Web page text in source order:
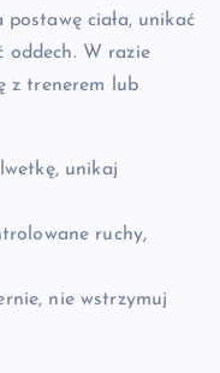
ciała, unikać
oddech. W razie
z trenerem lub
unikaj
ruchy,
nie wstrzymuj